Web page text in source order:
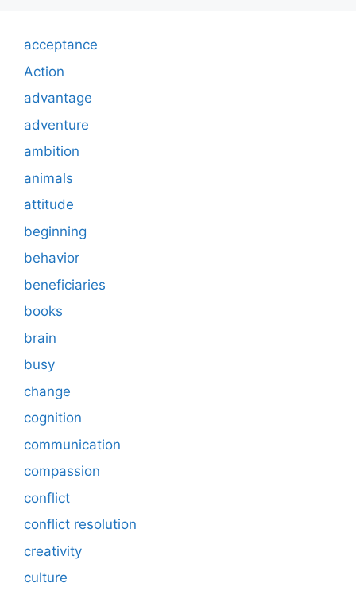
acceptance
Action
advantage
adventure
ambition
animals
attitude
beginning
behavior
beneficiaries
books
brain
busy
change
cognition
communication
compassion
conflict
conflict resolution
creativity
culture